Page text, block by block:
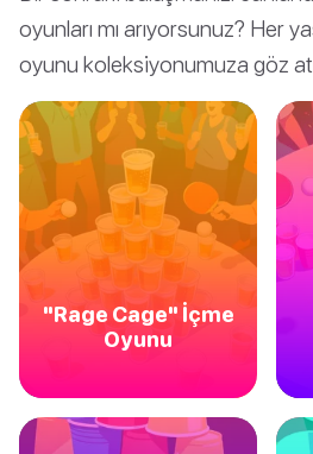
oyunları mı arıyorsunuz? Her
oyunu koleksiyonumuza göz
"Rage Cage" İçme
Oyunu